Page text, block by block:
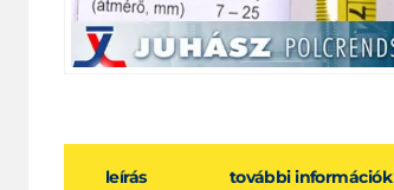
leírás további információk